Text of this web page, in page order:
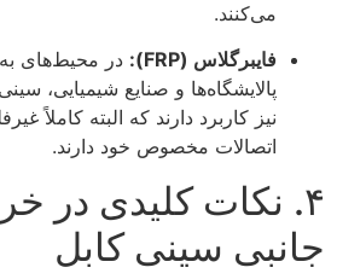
می‌کنند.
فایبرگلاس (FRP):
در محیط‌های
پالایشگاه‌ها و صنایع شیمیایی،
نیز کاربرد دارند که البته کاملاً
اتصالات مخصوص خود دارند.
۴. نکات کلیدی در
جانبی سینی کابل